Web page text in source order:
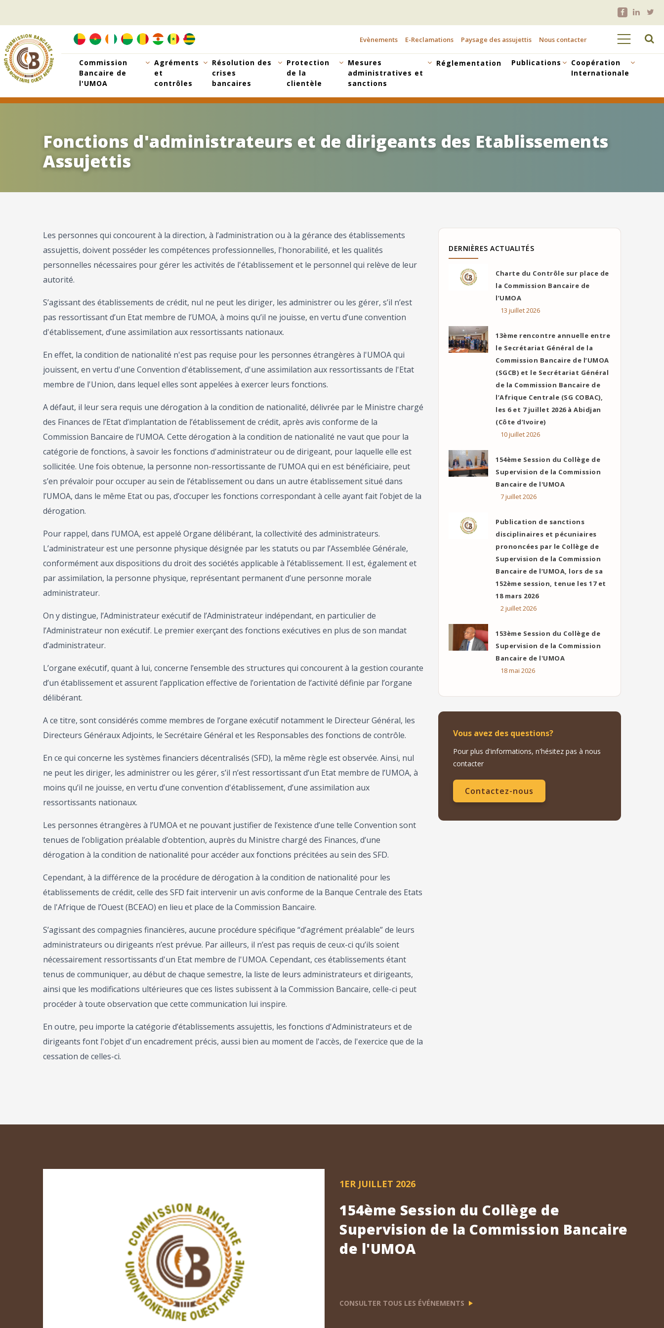
principal
MENU
Evènements E-Reclamations Paysage des assujettis Nous contacter
Commission
Bancaire de
l'UMOA
Agréments
et
contrôles
Résolution des
crises
bancaires
Protection
de la
clientèle
Mesures
administratives et
sanctions
Réglementation Publications
Coopération
Internationale
Fonctions d'administrateurs et de dirigeants des Etablissements
Assujettis
Fonctions d'administrateurs et de dirigeants des Etablissements
Assujettis
Les personnes qui concourent à la direction, à l’administration ou à la gérance des établissements
assujettis, doivent posséder les compétences professionnelles, l'honorabilité, et les qualités
personnelles nécessaires pour gérer les activités de l'établissement et le personnel qui relève de leur
autorité.
S’agissant des établissements de crédit, nul ne peut les diriger, les administrer ou les gérer, s’il n’est
pas ressortissant d’un Etat membre de l’UMOA, à moins qu’il ne jouisse, en vertu d’une convention
d'établissement, d’une assimilation aux ressortissants nationaux.
En effet, la condition de nationalité n'est pas requise pour les personnes étrangères à l'UMOA qui
jouissent, en vertu d'une Convention d'établissement, d'une assimilation aux ressortissants de l'Etat
membre de l'Union, dans lequel elles sont appelées à exercer leurs fonctions.
A défaut, il leur sera requis une dérogation à la condition de nationalité, délivrée par le Ministre chargé
des Finances de l’Etat d’implantation de l’établissement de crédit, après avis conforme de la
Commission Bancaire de l’UMOA. Cette dérogation à la condition de nationalité ne vaut que pour la
catégorie de fonctions, à savoir les fonctions d'administrateur ou de dirigeant, pour laquelle elle est
sollicitée. Une fois obtenue, la personne non-ressortissante de l’UMOA qui en est bénéficiaire, peut
s’en prévaloir pour occuper au sein de l’établissement ou dans un autre établissement situé dans
l’UMOA, dans le même Etat ou pas, d’occuper les fonctions correspondant à celle ayant fait l’objet de la
dérogation.
Pour rappel, dans l’UMOA, est appelé Organe délibérant, la collectivité des administrateurs.
L’administrateur est une personne physique désignée par les statuts ou par l’Assemblée Générale,
conformément aux dispositions du droit des sociétés applicable à l’établissement. Il est, également et
par assimilation, la personne physique, représentant permanent d’une personne morale
administrateur.
On y distingue, l’Administrateur exécutif de l’Administrateur indépendant, en particulier de
l’Administrateur non exécutif. Le premier exerçant des fonctions exécutives en plus de son mandat
d’administrateur.
L’organe exécutif, quant à lui, concerne l’ensemble des structures qui concourent à la gestion courante
d’un établissement et assurent l’application effective de l’orientation de l’activité définie par l’organe
délibérant.
A ce titre, sont considérés comme membres de l’organe exécutif notamment le Directeur Général, les
Directeurs Généraux Adjoints, le Secrétaire Général et les Responsables des fonctions de contrôle.
En ce qui concerne les systèmes financiers décentralisés (SFD), la même règle est observée. Ainsi, nul
ne peut les diriger, les administrer ou les gérer, s’il n’est ressortissant d’un Etat membre de l’UMOA, à
moins qu’il ne jouisse, en vertu d’une convention d'établissement, d’une assimilation aux
ressortissants nationaux.
Les personnes étrangères à l’UMOA et ne pouvant justifier de l’existence d’une telle Convention sont
tenues de l’obligation préalable d’obtention, auprès du Ministre chargé des Finances, d’une
dérogation à la condition de nationalité pour accéder aux fonctions précitées au sein des SFD.
Cependant, à la différence de la procédure de dérogation à la condition de nationalité pour les
établissements de crédit, celle des SFD fait intervenir un avis conforme de la Banque Centrale des Etats
de l'Afrique de l’Ouest (BCEAO) en lieu et place de la Commission Bancaire.
S’agissant des compagnies financières, aucune procédure spécifique “d’agrément préalable” de leurs
administrateurs ou dirigeants n’est prévue. Par ailleurs, il n’est pas requis de ceux-ci qu’ils soient
nécessairement ressortissants d'un Etat membre de l'UMOA. Cependant, ces établissements étant
tenus de communiquer, au début de chaque semestre, la liste de leurs administrateurs et dirigeants,
ainsi que les modifications ultérieures que ces listes subissent à la Commission Bancaire, celle-ci peut
procéder à toute observation que cette communication lui inspire.
En outre, peu importe la catégorie d’établissements assujettis, les fonctions d'Administrateurs et de
dirigeants font l'objet d'un encadrement précis, aussi bien au moment de l'accès, de l'exercice que de la
cessation de celles-ci.
DERNIÈRES ACTUALITÉS
Charte du Contrôle sur place de
la Commission Bancaire de
l’UMOA
13 juillet 2026
13ème rencontre annuelle entre
le Secrétariat Général de la
Commission Bancaire de l’UMOA
(SGCB) et le Secrétariat Général
de la Commission Bancaire de
l’Afrique Centrale (SG COBAC),
les 6 et 7 juillet 2026 à Abidjan
(Côte d’Ivoire)
10 juillet 2026
154ème Session du Collège de
Supervision de la Commission
Bancaire de l'UMOA
7 juillet 2026
Publication de sanctions
disciplinaires et pécuniaires
prononcées par le Collège de
Supervision de la Commission
Bancaire de l’UMOA, lors de sa
152ème session, tenue les 17 et
18 mars 2026
2 juillet 2026
153ème Session du Collège de
Supervision de la Commission
Bancaire de l'UMOA
18 mai 2026
Vous avez des questions?
Pour plus d'informations, n'hésitez pas à nous
contacter
Contactez-nous
1ER JUILLET 2026
154ème Session du Collège de
Supervision de la Commission Bancaire
de l'UMOA
CONSULTER TOUS LES ÉVÉNEMENTS